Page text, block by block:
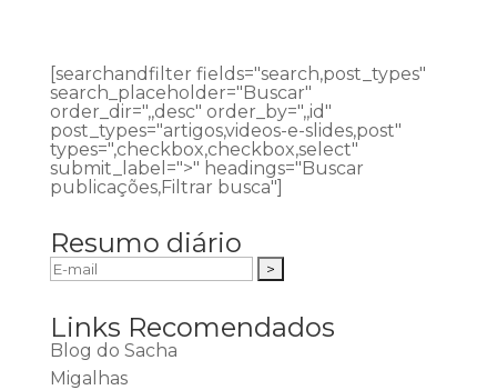
[searchandfilter fields="search,post_types"
search_placeholder="Buscar"
order_dir=",,desc" order_by=",,id"
post_types="artigos,videos-e-slides,post"
types=",checkbox,checkbox,select"
submit_label=">" headings="Buscar
publicações,Filtrar busca"]
Resumo diário
Links Recomendados
Blog do Sacha
Migalhas